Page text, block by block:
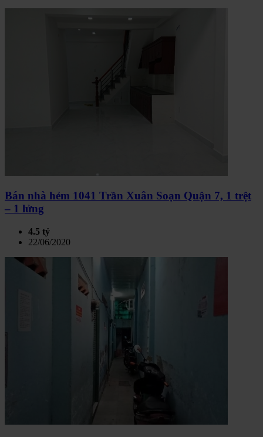
Bán nhà hẻm 1041 Trần Xuân Soạn Quận 7, 1 trệt
– 1 lửng
4.5 tỷ
22/06/2020